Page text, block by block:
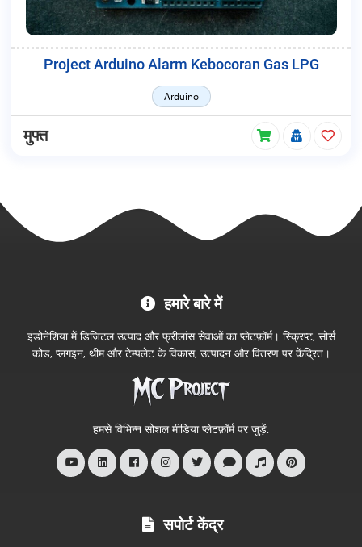
Project Arduino Alarm Kebocoran Gas LPG
Arduino
मुफ्त
आधिकारिक
हमारे बारे में
इंडोनेशिया में डिजिटल उत्पाद और फ्रीलांस सेवाओं का प्लेटफ़ॉर्म। स्क्रिप्ट, सोर्स
कोड, प्लगइन, थीम और टेम्पलेट के विकास, उत्पादन और वितरण पर केंद्रित।
हमसे विभिन्न सोशल मीडिया प्लेटफ़ॉर्म पर जुड़ें.
सपोर्ट केंद्र